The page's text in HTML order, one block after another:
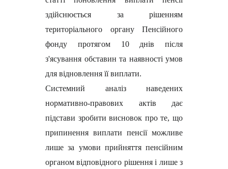
здійснюється за рішенням
територіального органу Пенсійного
фонду протягом 10 днів після
з'ясування обставин та наявності умов
для відновлення її виплати.
Системний аналіз наведених
нормативно-правових актів дає
підстави зробити висновок про те, що
припинення виплати пенсії можливе
лише за умови прийняття пенсійним
органом відповідного рішення і лише з